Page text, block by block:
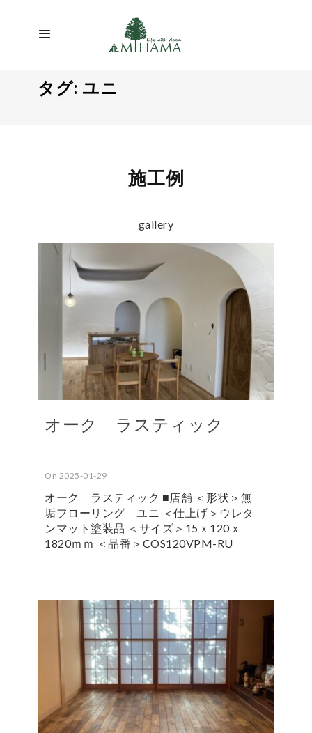
タグ: ユニ
施工例
gallery
オーク ラスティック
On 2025-01-29
オーク ラスティック ■店舗 ＜形状＞無
垢フローリング ユニ ＜仕上げ＞ウレタ
ンマット塗装品 ＜サイズ＞15ｘ120ｘ
1820ｍｍ ＜品番＞COS120VPM-RU